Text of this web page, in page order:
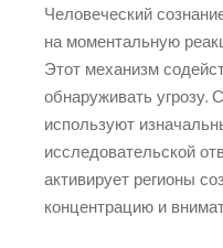
Человеческий
на моментальную
Этот механизм
обнаруживать
используют
исследовательской
активирует регионы
концентрацию и